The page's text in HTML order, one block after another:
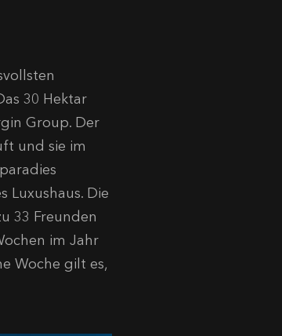
30 Hektar
Group. Der
und sie im
Luxushaus. Die
33 Freunden
im Jahr
Woche gilt es,